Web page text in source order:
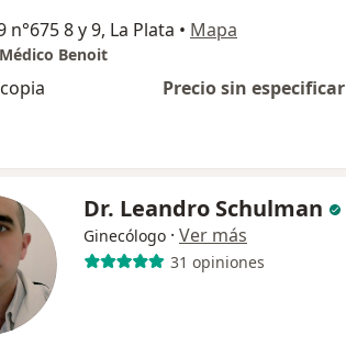
n°675 8 y 9, La Plata • Mapa
Benoit
Precio sin especificar
Dr. Leandro Schulman
Ginecólogo · Ver más
31 opiniones